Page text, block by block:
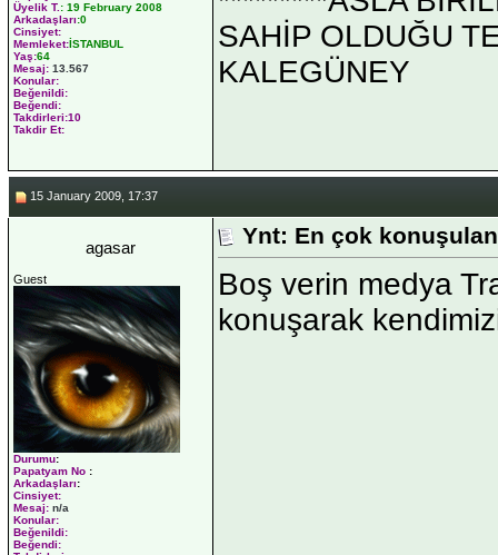
Üyelik T.: 19 February 2008
Arkadaşları:0
Cinsiyet:
Memleket:İSTANBUL
Yaş:64
Mesaj: 13.567
Konular:
Beğenildi:
Beğendi:
Takdirleri:10
Takdir Et:
SAHİP OLDUĞU
KALEGÜNEY
15 January 2009, 17:37
agasar
Guest
Durumu:
Papatyam No :
Arkadaşları:
Cinsiyet:
Mesaj: n/a
Konular:
Beğenildi:
Beğendi:
Ynt: En çok
Boş verin medya
konuşarak